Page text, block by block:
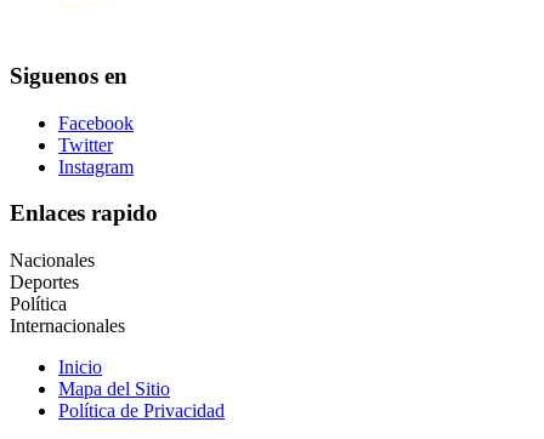
Siguenos en
Facebook
Twitter
Instagram
Enlaces rapido
Nacionales
Deportes
Política
Internacionales
Inicio
Mapa del Sitio
Política de Privacidad